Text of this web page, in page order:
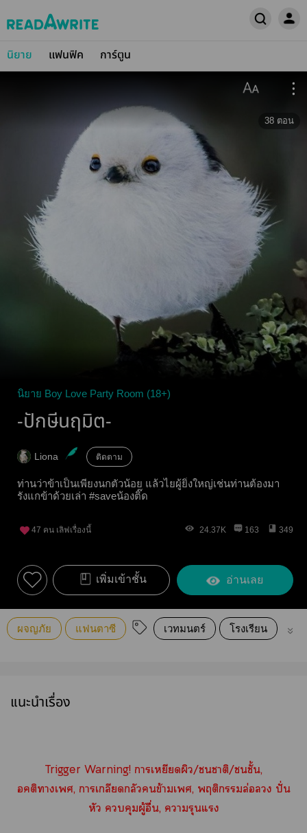
นิยาย แฟนฟิค การ์ตูน
38 ตอน
นิยาย Boy Love Party Room (18+)
-ปักษีนฤมิต-
Liona ติดตาม
ท่านว่าข้าเป็นเพียงนกตัวน้อย แล้วไยผู้ยิ่งใหญ่เช่นท่านต้องมา
รังแกข้าด้วยเล่า #saveน้องติ๊ด
47 คน เลิฟเรื่องนี้ 24.37K 163 349
เพิ่มเข้าชั้น อ่านเลย
ผจญภัย แฟนตาซี เวทมนตร์ โรงเรียน ย้อ
แนะนำเรื่อง
Trigger Warning! าเหยียดผิว/าติ/ชั้น,
อคติาเ, าเกลียดกลัวข้ามเ, พฤติกรรมล่อ ปั่น
หัว คุมผู้อื่น, ารุนแรง